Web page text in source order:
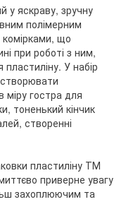
у яскраву, зручну
полімерним
комірками, що
при роботі з ним,
У набір
міру гостра для
тоненький кінчик
створенні
пластиліну ТМ
приверне увагу
захоплюючим та